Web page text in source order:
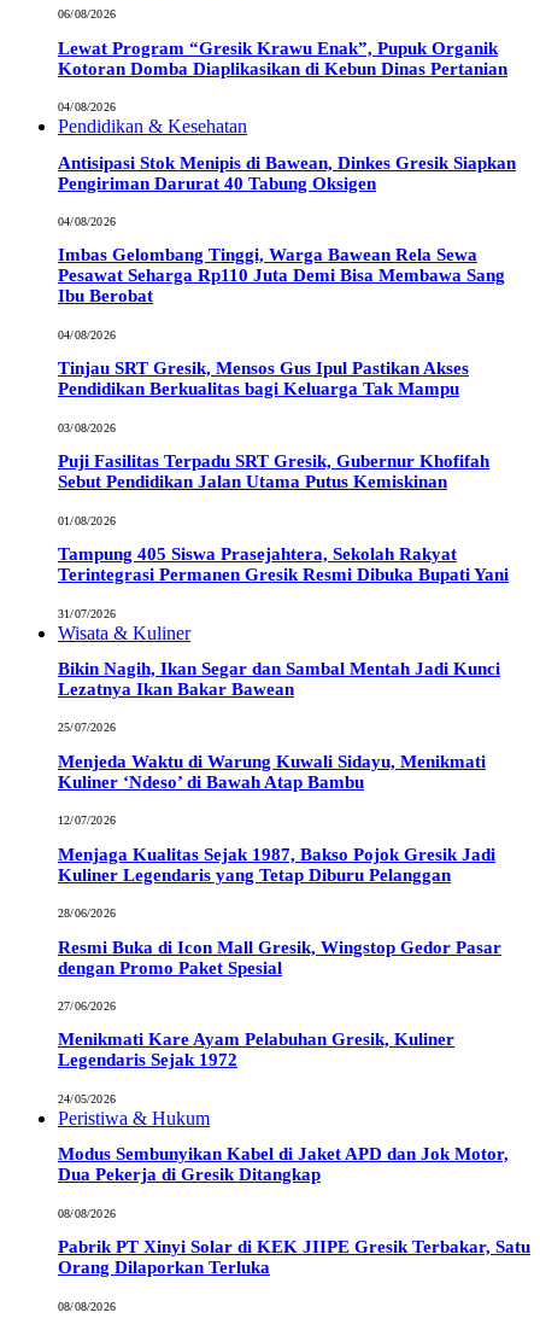
06/08/2026
Lewat Program “Gresik Krawu Enak”, Pupuk Organik
Kotoran Domba Diaplikasikan di Kebun Dinas Pertanian
04/08/2026
Pendidikan & Kesehatan
Antisipasi Stok Menipis di Bawean, Dinkes Gresik Siapkan
Pengiriman Darurat 40 Tabung Oksigen
04/08/2026
Imbas Gelombang Tinggi, Warga Bawean Rela Sewa
Pesawat Seharga Rp110 Juta Demi Bisa Membawa Sang
Ibu Berobat
04/08/2026
Tinjau SRT Gresik, Mensos Gus Ipul Pastikan Akses
Pendidikan Berkualitas bagi Keluarga Tak Mampu
03/08/2026
Puji Fasilitas Terpadu SRT Gresik, Gubernur Khofifah
Sebut Pendidikan Jalan Utama Putus Kemiskinan
01/08/2026
Tampung 405 Siswa Prasejahtera, Sekolah Rakyat
Terintegrasi Permanen Gresik Resmi Dibuka Bupati Yani
31/07/2026
Wisata & Kuliner
Bikin Nagih, Ikan Segar dan Sambal Mentah Jadi Kunci
Lezatnya Ikan Bakar Bawean
25/07/2026
Menjeda Waktu di Warung Kuwali Sidayu, Menikmati
Kuliner ‘Ndeso’ di Bawah Atap Bambu
12/07/2026
Menjaga Kualitas Sejak 1987, Bakso Pojok Gresik Jadi
Kuliner Legendaris yang Tetap Diburu Pelanggan
28/06/2026
Resmi Buka di Icon Mall Gresik, Wingstop Gedor Pasar
dengan Promo Paket Spesial
27/06/2026
Menikmati Kare Ayam Pelabuhan Gresik, Kuliner
Legendaris Sejak 1972
24/05/2026
Peristiwa & Hukum
Modus Sembunyikan Kabel di Jaket APD dan Jok Motor,
Dua Pekerja di Gresik Ditangkap
08/08/2026
Pabrik PT Xinyi Solar di KEK JIIPE Gresik Terbakar, Satu
Orang Dilaporkan Terluka
08/08/2026